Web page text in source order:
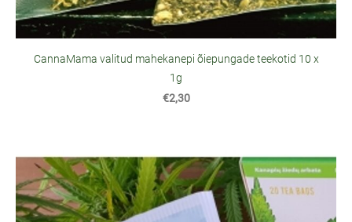
CannaMama valitud mahekanepi õiepungade teekotid 10 x
1g
€2,30